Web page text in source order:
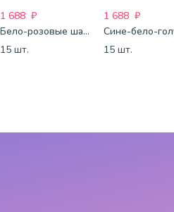
1 688 ₽
Бело-розовые шары-пастель
15 шт.
1 688 ₽
15 шт.